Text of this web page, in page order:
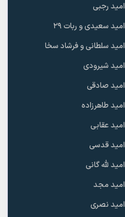
امید رجبی
امید سعیدی و ربات ۲۹
امید سلطانی و فرشاد سخا
امید شیرودی
امید صادقی
امید طاهرزاده
امید عقابی
امید قدسی
امید لله گانی
امید مجد
امید نصری